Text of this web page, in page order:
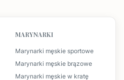
MARYNARKI
Marynarki męskie sportowe
Marynarki męskie brązowe
Marynarki męskie w kratę